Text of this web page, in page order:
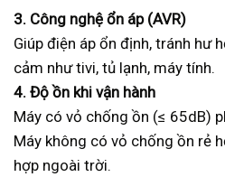
3. Công nghệ ổn áp (AVR)
Giúp điện áp ổn định, tránh hư
cảm như tivi, tủ lạnh, máy tính.
4. Độ ồn khi vận hành
Máy có vỏ chống ồn (≤ 65dB)
Máy không có vỏ chống ồn rẻ
hợp ngoài trời.